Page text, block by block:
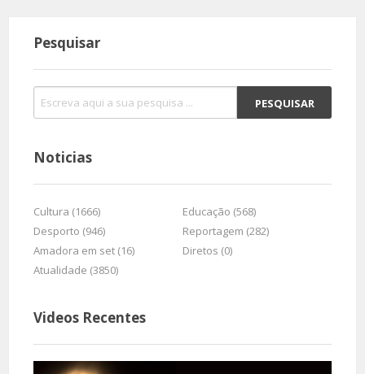
Pesquisar
Noticias
Cultura (1666)
Educação (568)
Desporto (946)
Reportagem (282)
Amadora em set (16)
Diretos (0)
Atualidade (3850)
Videos Recentes